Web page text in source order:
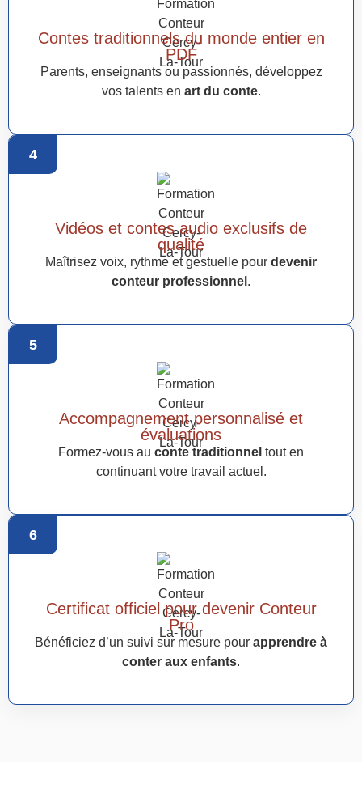
Contes traditionnels du monde entier en
PDF
Parents, enseignants ou passionnés, développez
vos talents en art du conte.
4
Vidéos et contes audio exclusifs de
qualité
Maîtrisez voix, rythme et gestuelle pour devenir
conteur professionnel .
5
Accompagnement personnalisé et
évaluations
Formez-vous au conte traditionnel tout en
continuant votre travail actuel.
6
Certificat officiel pour devenir Conteur
Pro
Bénéficiez d’un suivi sur mesure pour apprendre à
conter aux enfants.